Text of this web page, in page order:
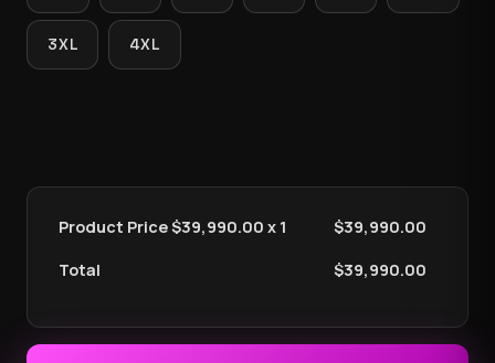
3XL 4XL
Product Price $39,990.00 x 1 $39,990.00
Total $39,990.00